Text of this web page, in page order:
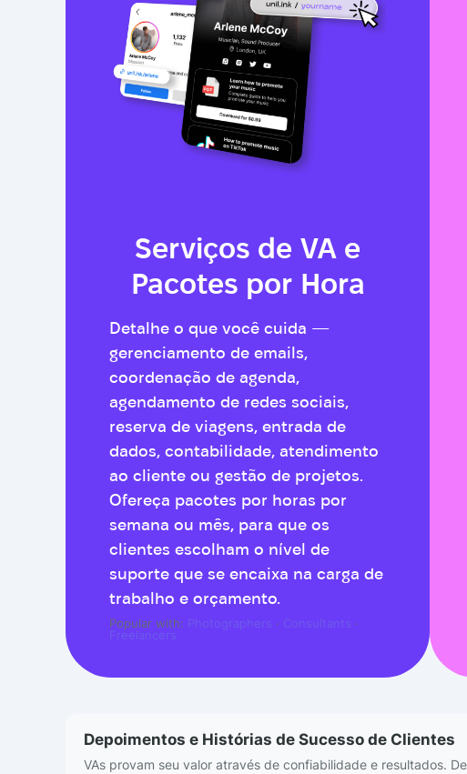
Serviços de VA e
Pacotes por Hora
Detalhe o que você cuida —
gerenciamento de emails,
coordenação de agenda,
agendamento de redes sociais,
reserva de viagens, entrada de
dados, contabilidade, atendimento
ao cliente ou gestão de projetos.
Ofereça pacotes por horas por
semana ou mês, para que os
clientes escolham o nível de
suporte que se encaixa na carga de
trabalho e orçamento.
Popular with: Photographers · Consultants ·
Freelancers
Depoimentos e Histórias de Sucesso de Clientes
VAs provam seu valor através de confiabilidade e resultados.